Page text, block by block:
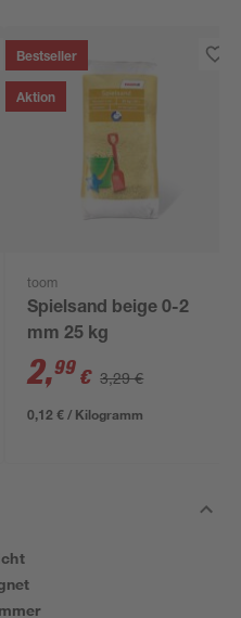
Bestseller
Aktion
toom
Spielsand beige 0-2
mm 25 kg
2,99 € 3,29 €
0,12 € / Kilogramm